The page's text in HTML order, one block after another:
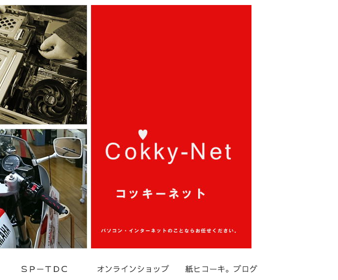
ＳＰ－ＴＤＣ オンラインショップ 紙ヒコーキ。ブログ